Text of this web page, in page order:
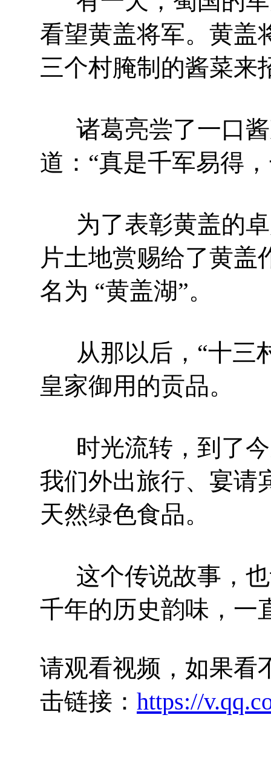
看望黄盖将军。黄盖
三个村腌制的酱菜来
诸葛亮尝了一口
道：“真是千军易得
为了表彰黄盖的
片土地赏赐给了黄盖
名为 “黄盖湖”。
从那以后，“十三
皇家御用的贡品。
时光流转，到了
我们外出旅行、宴请
天然绿色食品。
这个传说故事，也
千年的历史韵味，一
请观看视频，如果看
击链接： https://